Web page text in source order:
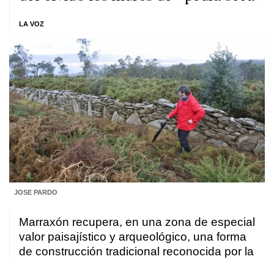
LA VOZ
JOSE PARDO
Marraxón recupera, en una zona de especial
valor paisajístico y arqueológico, una forma
de construcción tradicional reconocida por la